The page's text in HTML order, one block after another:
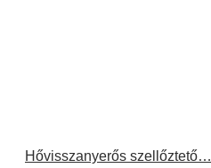
Hővisszanyerős szellőztető…